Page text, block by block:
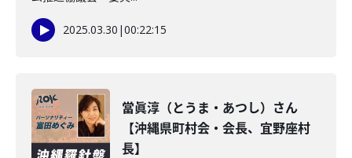
2025.03.30 |00:22:15
當眞淳（とうま・あつし）さん
【沖縄県町村会・会長、宜野座村
長】